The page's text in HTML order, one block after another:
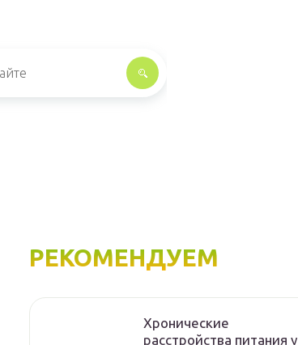
РЕКОМЕНДУЕМ
Хронические
расстройства питания у